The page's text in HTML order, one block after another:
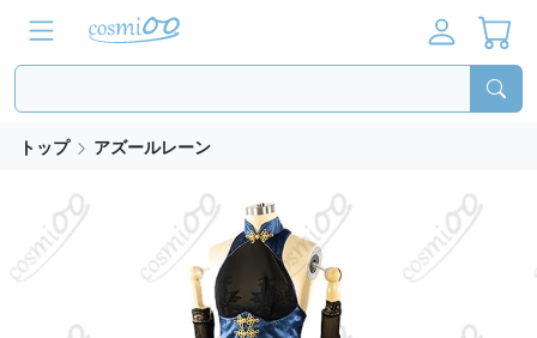
トップ アズールレーン